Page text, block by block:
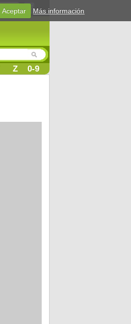
Login
Z 0-9
Aceptar Más información